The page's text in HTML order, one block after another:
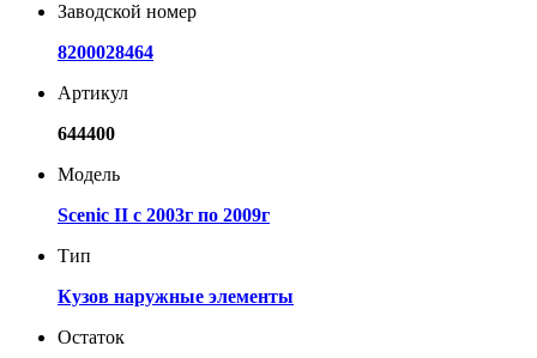
Заводской номер
8200028464
Артикул
644400
Модель
Scenic II с 2003г по 2009г
Тип
Кузов наружные элементы
Остаток